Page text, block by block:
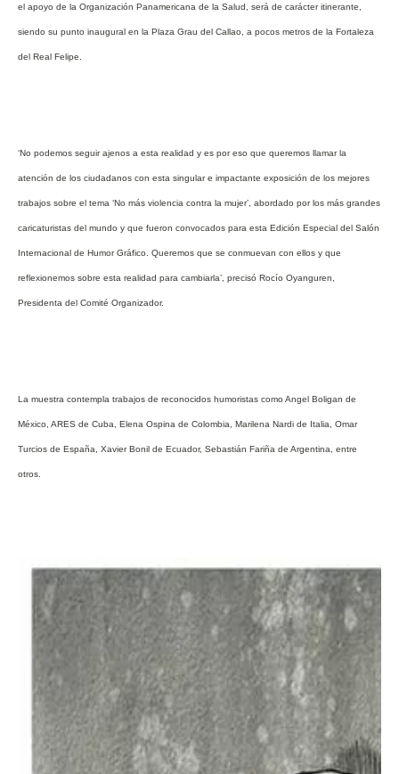
el apoyo de la Organización Panamericana de la Salud, será de carácter itinerante,
siendo su punto inaugural en la Plaza Grau del Callao, a pocos metros de la Fortaleza
del Real Felipe.
‘No podemos seguir ajenos a esta realidad y es por eso que queremos llamar la
atención de los ciudadanos con esta singular e impactante exposición de los mejores
trabajos sobre el tema ‘No más violencia contra la mujer’, abordado por los más grandes
caricaturistas del mundo y que fueron convocados para esta Edición Especial del Salón
Internacional de Humor Gráfico. Queremos que se conmuevan con ellos y que
reflexionemos sobre esta realidad para cambiarla’, precisó Rocío Oyanguren,
Presidenta del Comité Organizador.
La muestra contempla trabajos de reconocidos humoristas como Angel Boligan de
México, ARES de Cuba, Elena Ospina de Colombia, Marilena Nardi de Italia, Omar
Turcios de España, Xavier Bonil de Ecuador, Sebastián Fariña de Argentina, entre
otros.